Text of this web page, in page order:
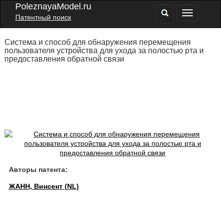
PoleznayaModel.ru
Патентный поиск
Система и способ для обнаружения перемещения
пользователя устройства для ухода за полостью рта и
предоставления обратной связи
Авторы патента:
ЖАНН, Винсент (NL)